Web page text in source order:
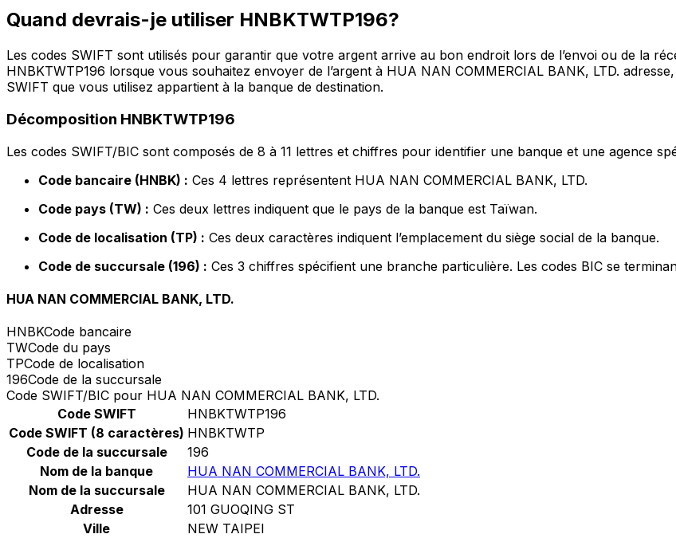
Quand devrais-je utiliser HNBKTWTP196?
Les codes SWIFT sont utilisés pour garantir que votre argent arrive au bon endroit lors de l’envoi ou de la
HNBKTWTP196 lorsque vous souhaitez envoyer de l’argent à HUA NAN COMMERCIAL BANK, LTD.
SWIFT que vous utilisez appartient à la banque de destination.
Décomposition HNBKTWTP196
Les codes SWIFT/BIC sont composés de 8 à 11 lettres et chiffres pour identifier une banque et une agence
Code bancaire (HNBK) : Ces 4 lettres représentent HUA NAN COMMERCIAL BANK, LTD.
Code pays (TW) : Ces deux lettres indiquent que le pays de la banque est Taïwan.
Code de localisation (TP) : Ces deux caractères indiquent l’emplacement du siège social de la banque.
Code de succursale (196) : Ces 3 chiffres spécifient une branche particulière. Les codes BIC se
HUA NAN COMMERCIAL BANK, LTD.
HNBKCode bancaire
TWCode du pays
TPCode de localisation
196Code de la succursale
Code SWIFT/BIC pour HUA NAN COMMERCIAL BANK, LTD.
Code SWIFT
HNBKTWTP196
Code SWIFT (8 caractères) HNBKTWTP
Code de la succursale
196
Nom de la banque
HUA NAN COMMERCIAL BANK, LTD.
Nom de la succursale
HUA NAN COMMERCIAL BANK, LTD.
Adresse
101 GUOQING ST
Ville
NEW TAIPEI